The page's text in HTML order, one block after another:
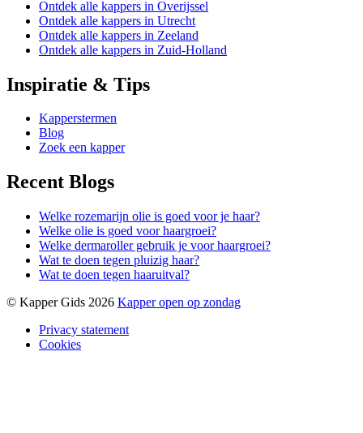
Ontdek alle kappers in Overijssel
Ontdek alle kappers in Utrecht
Ontdek alle kappers in Zeeland
Ontdek alle kappers in Zuid-Holland
Inspiratie & Tips
Kapperstermen
Blog
Zoek een kapper
Recent Blogs
Welke rozemarijn olie is goed voor je haar?
Welke olie is goed voor haargroei?
Welke dermaroller gebruik je voor haargroei?
Wat te doen tegen pluizig haar?
Wat te doen tegen haaruitval?
© Kapper Gids 2026 Kapper open op zondag
Privacy statement
Cookies